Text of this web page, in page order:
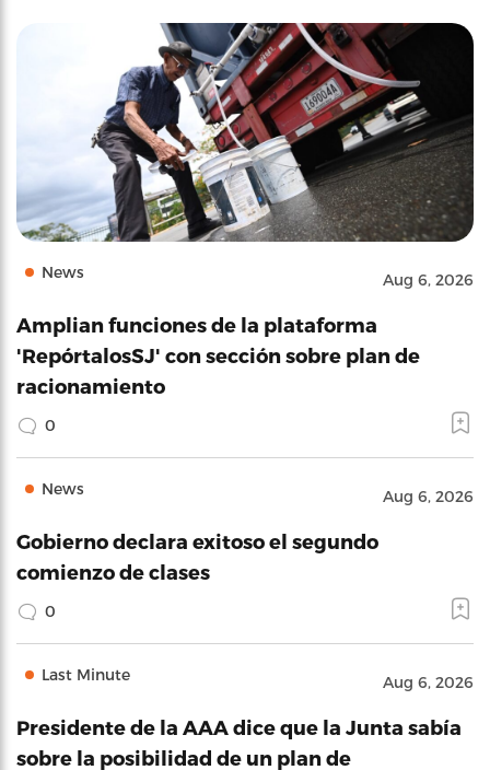
News Aug 6, 2026
Amplian funciones de la plataforma
'RepórtalosSJ' con sección sobre plan de
racionamiento
0
News Aug 6, 2026
Gobierno declara exitoso el segundo
comienzo de clases
0
Last Minute Aug 6, 2026
Presidente de la AAA dice que la Junta sabía
sobre la posibilidad de un plan de